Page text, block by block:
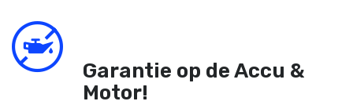
Garantie op de Accu &
Motor!